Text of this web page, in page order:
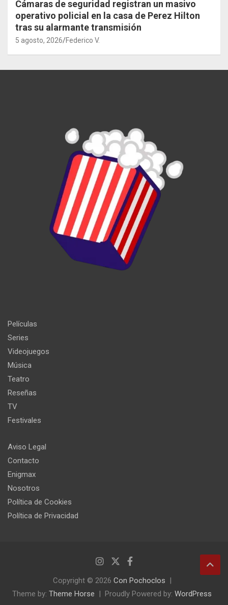
Cámaras de seguridad registran un masivo
operativo policial en la casa de Perez Hilton
tras su alarmante transmisión
5 agosto, 2026 Federico V.
Películas
Series
Videojuegos
Música
Teatro
Reseñas
TV
Festivales
Aviso Legal
Contacto
Enigmax
Nosotros
Política de Cookies
Política de Privacidad
Copyright © 2026 Con Pochoclos
Theme by: Theme Horse Proudly Powered by: WordPress